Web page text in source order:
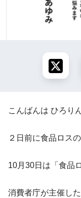
こんばんは ひろり
２日前に食品ロス
10月30日は「食品
消費者庁が主催し